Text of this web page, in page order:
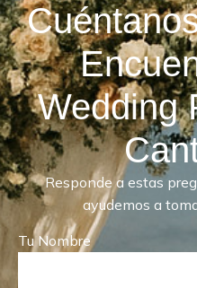
Wedding
Responde a estas
ayudemos a
Tu Nombre